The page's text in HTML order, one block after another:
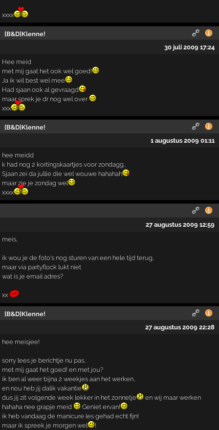
xxxx
[B&D]Klenne!
30 juli 2009 17:24
Hee meid
met mij gaat het ook wel goed!
Ja ik wil best wel mee
Had sjaan ook al gevraagd
maar sprek je dr nog wel over
xxx
[B&D]Klenne!
1 augustus 2009 01:11
hee meidd
k had nog 2 kortingskaartjes voor zondagg..
Sjaan zei da jullie die wel wouwe hahahah
maar zie je zondag wel
xxxx
27 augustus 2009 12:59
meis,
ik wou je de foto's nog sturen van een hele tijd terug,
maar via partyflock lukt niet
wat is je email adres?
xx
[B&D]Klenne!
27 augustus 2009 22:28
hee meisjee!
sorry lees je berichtje nu pas..
met mij gaat het goed! en met jou?
ik ben al weer bijna 2 weekjes aan het werken..
en nou heb jij dalik vakantie
dus jij zit volgende week lekker in het zonnetje
en wij maar werken
hahaha nee grapje meid
Geniet ervan!
ik heb vandaag de manicure les gehad echt fijn!
maar ik spreek je morgen wel
!